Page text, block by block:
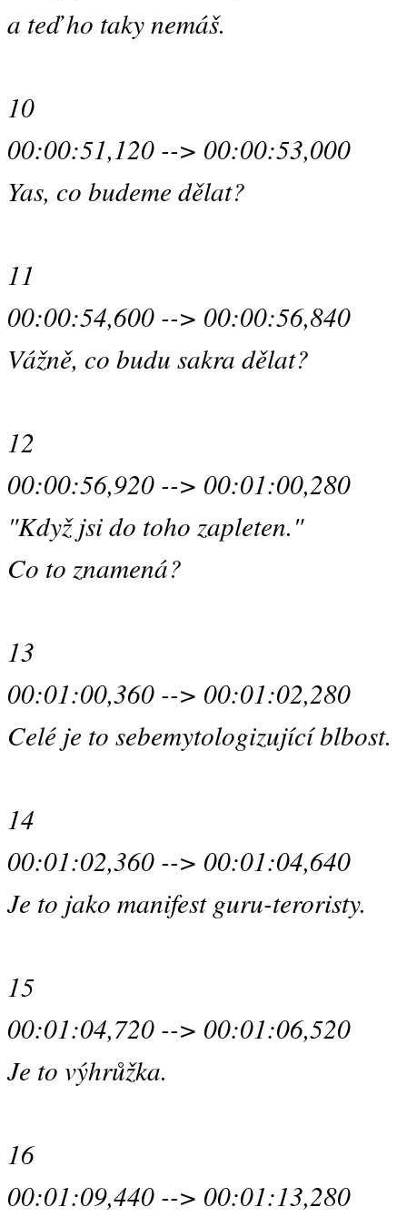
a teď ho taky nemáš.
10
00:00:51,120 --> 00:00:53,000
Yas, co budeme dělat?
11
00:00:54,600 --> 00:00:56,840
Vážně, co budu sakra dělat?
12
00:00:56,920 --> 00:01:00,280
"Když jsi do toho zapleten."
Co to znamená?
13
00:01:00,360 --> 00:01:02,280
Celé je to sebemytologizující blbost.
14
00:01:02,360 --> 00:01:04,640
Je to jako manifest guru-teroristy.
15
00:01:04,720 --> 00:01:06,520
Je to výhrůžka.
16
00:01:09,440 --> 00:01:13,280